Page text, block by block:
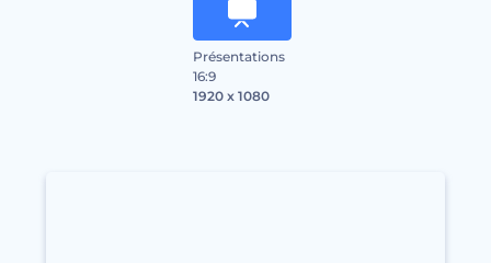
Présentations
16:9
1920 x 1080